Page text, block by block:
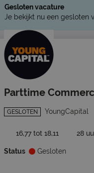
Gesloten vacature
Je bekijkt nu een gesloten
Parttime
GESLOTEN YoungCapital
16,77 tot 18,11 28
Status Gesloten